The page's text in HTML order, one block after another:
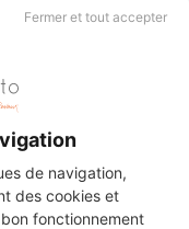
Fermer et tout accepter
de navigation,
des cookies et
fonctionnement
DE
?
de notre réseau de 5 000